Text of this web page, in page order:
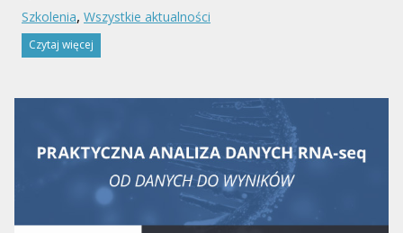
Szkolenia, Wszystkie aktualności
Czytaj więcej